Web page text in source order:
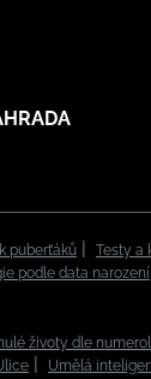
puberťáků Testy a
podle data narození
životy dle
Umělá